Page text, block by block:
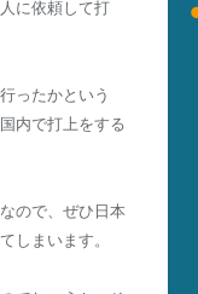
に依頼して打
ったかという
内で打上をする
ので、ぜひ日本
しまいます。